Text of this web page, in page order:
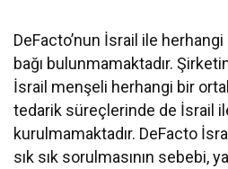
DeFacto’nun İsrail ile herhangi
bağı bulunmamaktadır.
İsrail menşeli herhangi bir
tedarik süreçlerinde de İsrail
kurulmamaktadır. DeFacto
sık sık sorulmasının sebebi,